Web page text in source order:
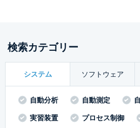
検索カテゴリー
システム ソフトウェア
自動分析 自動測定
実習装置 プロセス制御